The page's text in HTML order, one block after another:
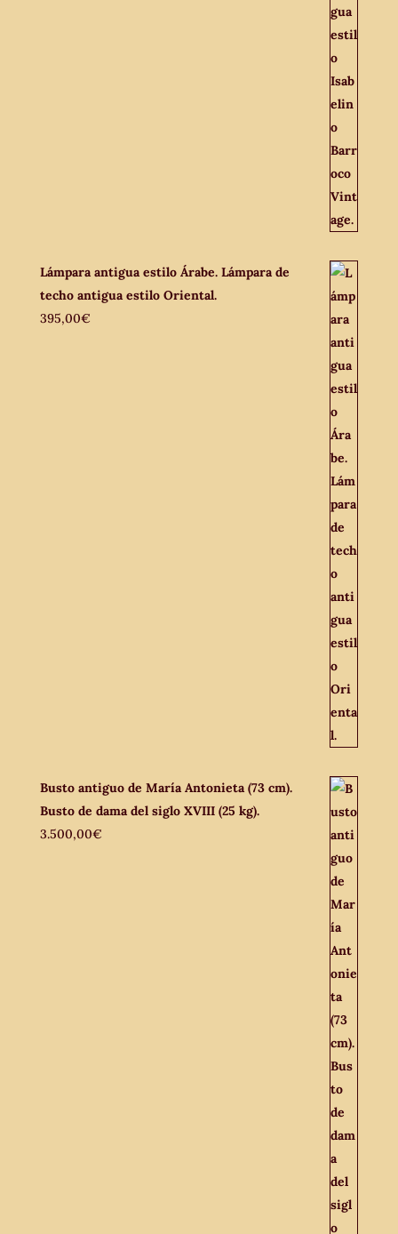
Lámpara antigua estilo Árabe. Lámpara de
techo antigua estilo Oriental.
395,00€
Busto antiguo de María Antonieta (73 cm).
Busto de dama del siglo XVIII (25 kg).
3.500,00€